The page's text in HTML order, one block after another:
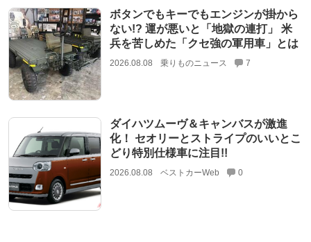
ボタンでもキーでもエンジンが掛から
ない!? 運が悪いと「地獄の連打」 米
兵を苦しめた「クセ強の軍用車」とは
2026.08.08 乗りものニュース 7
ダイハツムーヴ＆キャンバスが激進
化！ セオリーとストライプのいいとこ
どり特別仕様車に注目!!
2026.08.08 ベストカーWeb 0